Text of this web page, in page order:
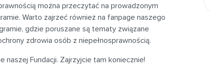
można przeczytać na prowadzonym
Warto zajrzeć również na fanpage naszego
gdzie poruszane są tematy związane
zdrowia osób z niepełnosprawnością.
naszej Fundacji. Zajrzyjcie tam koniecznie!